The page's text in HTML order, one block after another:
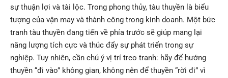
sự thuận lợi và tài lộc. Trong phong thủy, tàu thuyền là biểu
tượng của vận may và thành công trong kinh doanh. Một bức
tranh tàu thuyền đang tiến về phía trước sẽ giúp mang lại
năng lượng tích cực và thúc đẩy sự phát triển trong sự
nghiệp. Tuy nhiên, cần chú ý vị trí treo tranh: hãy để hướng
thuyền “đi vào” không gian, không nên để thuyền “rời đi” vì